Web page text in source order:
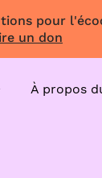
pour
un don
À propos